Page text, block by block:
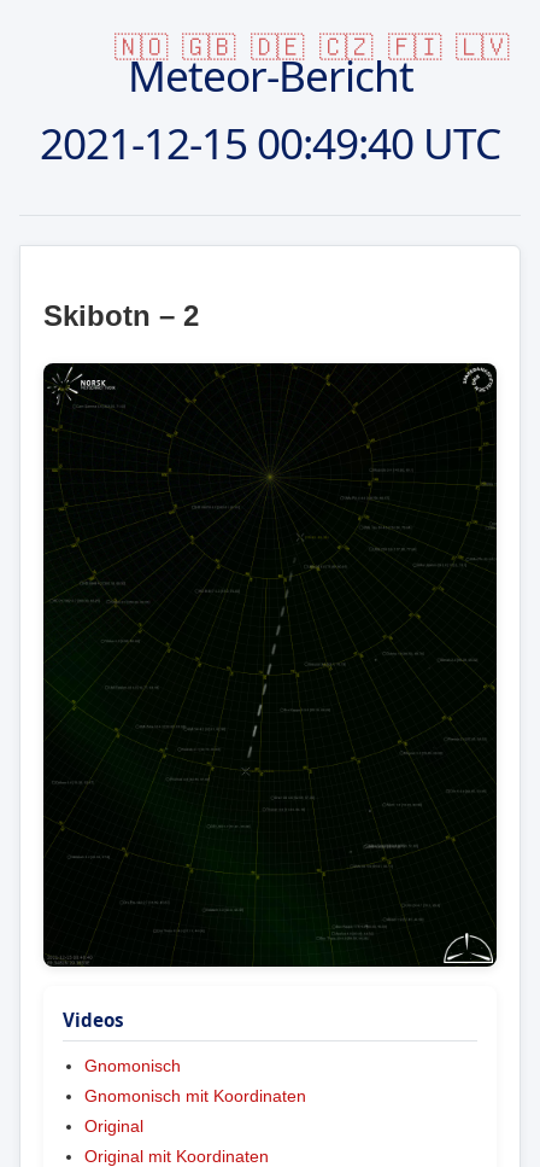
🇳🇴 🇬🇧 🇩🇪 🇨🇿 🇫🇮 🇱🇻
Meteor-Bericht
2021-12-15 00:49:40 UTC
Skibotn – 2
Videos
Gnomonisch
Gnomonisch mit Koordinaten
Original
Original mit Koordinaten